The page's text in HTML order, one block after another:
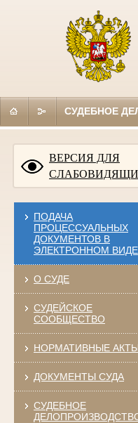
СУДЕБНОЕ
ВЕРСИЯ ДЛЯ
ПОДАЧА
ПРОЦЕССУАЛЬНЫХ
ДОКУМЕНТОВ В
ЭЛЕКТРОННОМ ВИДЕ
О СУДЕ
СУДЕЙСКОЕ
СООБЩЕСТВО
НОРМАТИВНЫЕ
ДОКУМЕНТЫ СУДА
СУДЕБНОЕ